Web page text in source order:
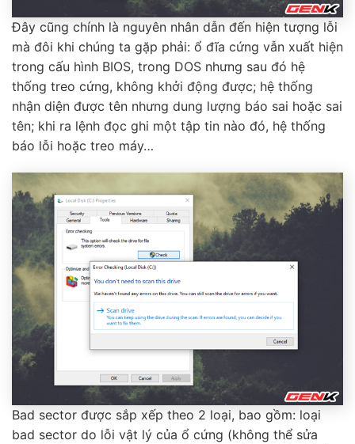
Đây cũng chính là nguyên nhân dẫn đến hiện tượng lỗi
mà đôi khi chúng ta gặp phải: ổ đĩa cứng vẫn xuất hiện
trong cấu hình BIOS, trong DOS nhưng sau đó hệ
thống treo cứng, không khởi động được; hệ thống
nhận diện được tên nhưng dung lượng báo sai hoặc sai
tên; khi ra lệnh đọc ghi một tập tin nào đó, hệ thống
báo lỗi hoặc treo máy…
Bad sector được sắp xếp theo 2 loại, bao gồm: loại
bad sector do lỗi vật lý của ổ cứng (không thể sửa